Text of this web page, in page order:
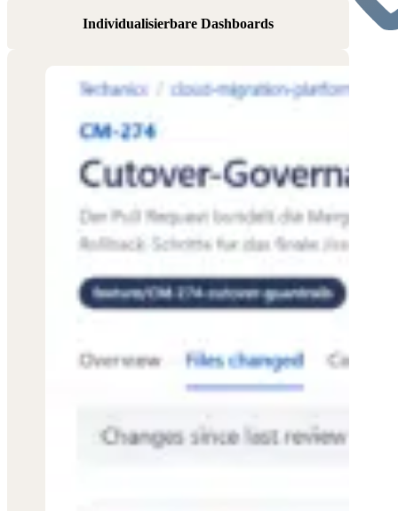
Individualisierbare Dashboards